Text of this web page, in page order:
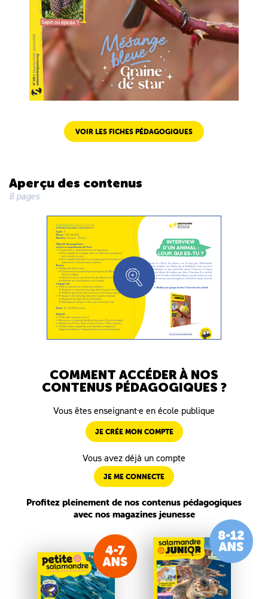
VOIR LES FICHES PÉDAGOGIQUES
Aperçu des contenus
8 pages
COMMENT ACCÉDER À NOS
CONTENUS PÉDAGOGIQUES ?
Vous êtes enseignant·e en école publique
JE CRÉE MON COMPTE
Vous avez déjà un compte
JE ME CONNECTE
Profitez pleinement de nos contenus pédagogiques
avec nos magazines jeunesse